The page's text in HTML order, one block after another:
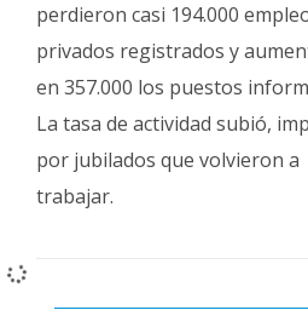
perdieron casi 194.000
privados registrados y
en 357.000 los puestos
La tasa de actividad subió,
por jubilados que volvieron a
trabajar.